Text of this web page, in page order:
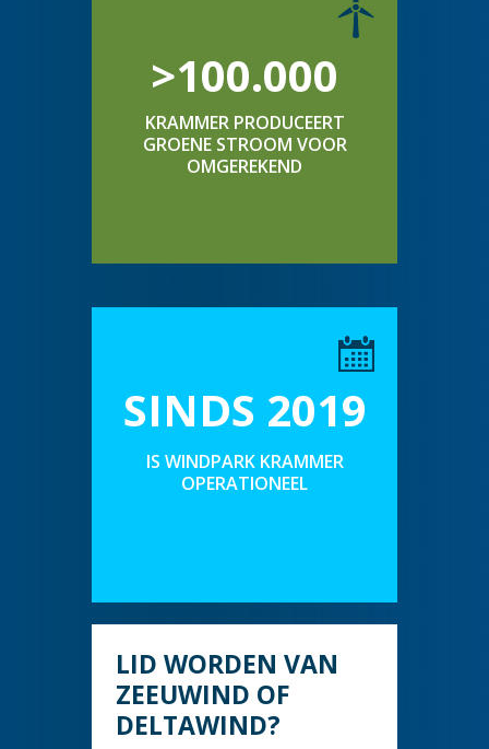
>100.000
KRAMMER PRODUCEERT
GROENE STROOM VOOR
OMGEREKEND
SINDS 2019
IS WINDPARK KRAMMER
OPERATIONEEL
LID WORDEN VAN
ZEEUWIND OF
DELTAWIND?